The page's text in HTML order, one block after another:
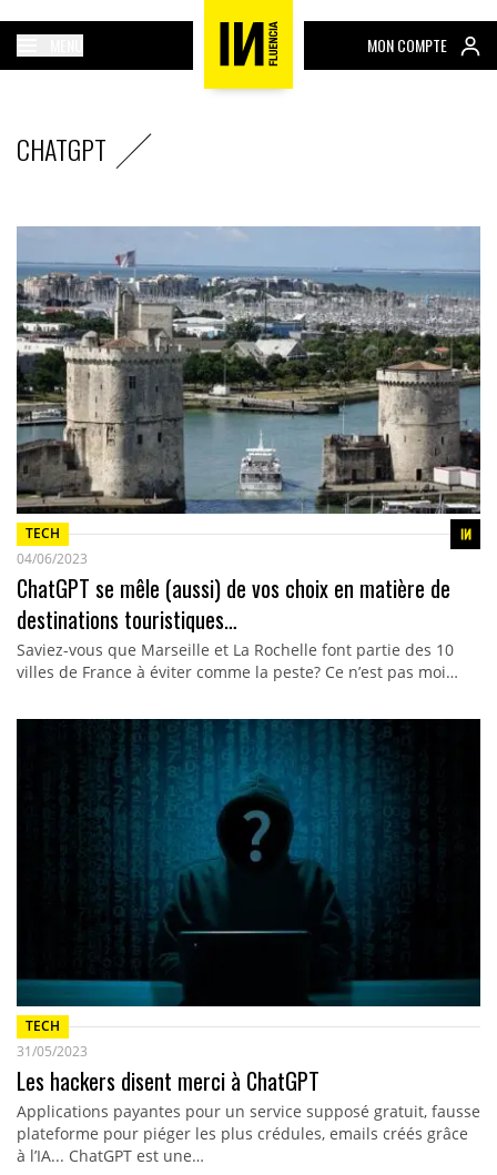
MON COMPTE
CHATGPT
TECH
04/06/2023
ChatGPT se mêle (aussi) de vos choix en matière de
destinations touristiques…
Saviez-vous que Marseille et La Rochelle font partie des 10
villes de France à éviter comme la peste? Ce n’est pas moi…
TECH
31/05/2023
Les hackers disent merci à ChatGPT
Applications payantes pour un service supposé gratuit, fausse
plateforme pour piéger les plus crédules, emails créés grâce
à l’IA... ChatGPT est une…